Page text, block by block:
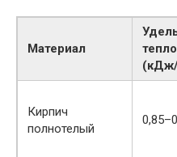
Материал
(кДж/
Кирпич
полнотелый